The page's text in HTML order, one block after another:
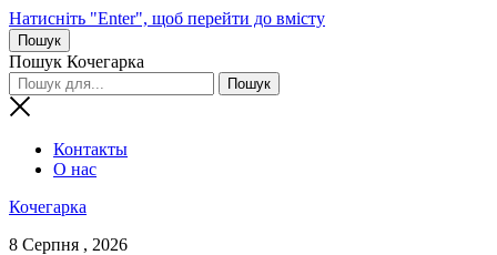
Натисніть "Enter", щоб перейти до вмісту
Пошук
Пошук Кочегарка
Контакты
О нас
Кочегарка
8 Серпня , 2026